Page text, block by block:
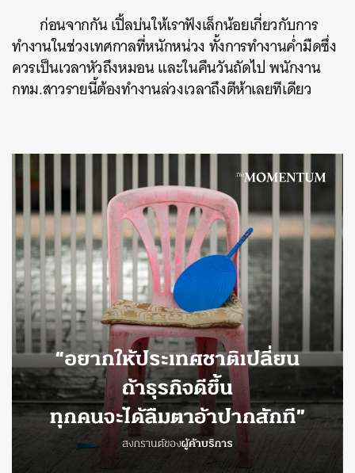
ก่อนจากกัน เปิ้ลบ่นให้เราฟังเล็กน้อยเกี่ยวกับการ
ทำงานในช่วงเทศกาลที่หนักหน่วง ทั้งการทำงานค่ำมืดซึ่ง
ควรเป็นเวลาหัวถึงหมอน และในคืนวันถัดไป พนักงาน
กทม.สาวรายนี้ต้องทำงานล่วงเวลาถึงตีห้าเลยทีเดียว